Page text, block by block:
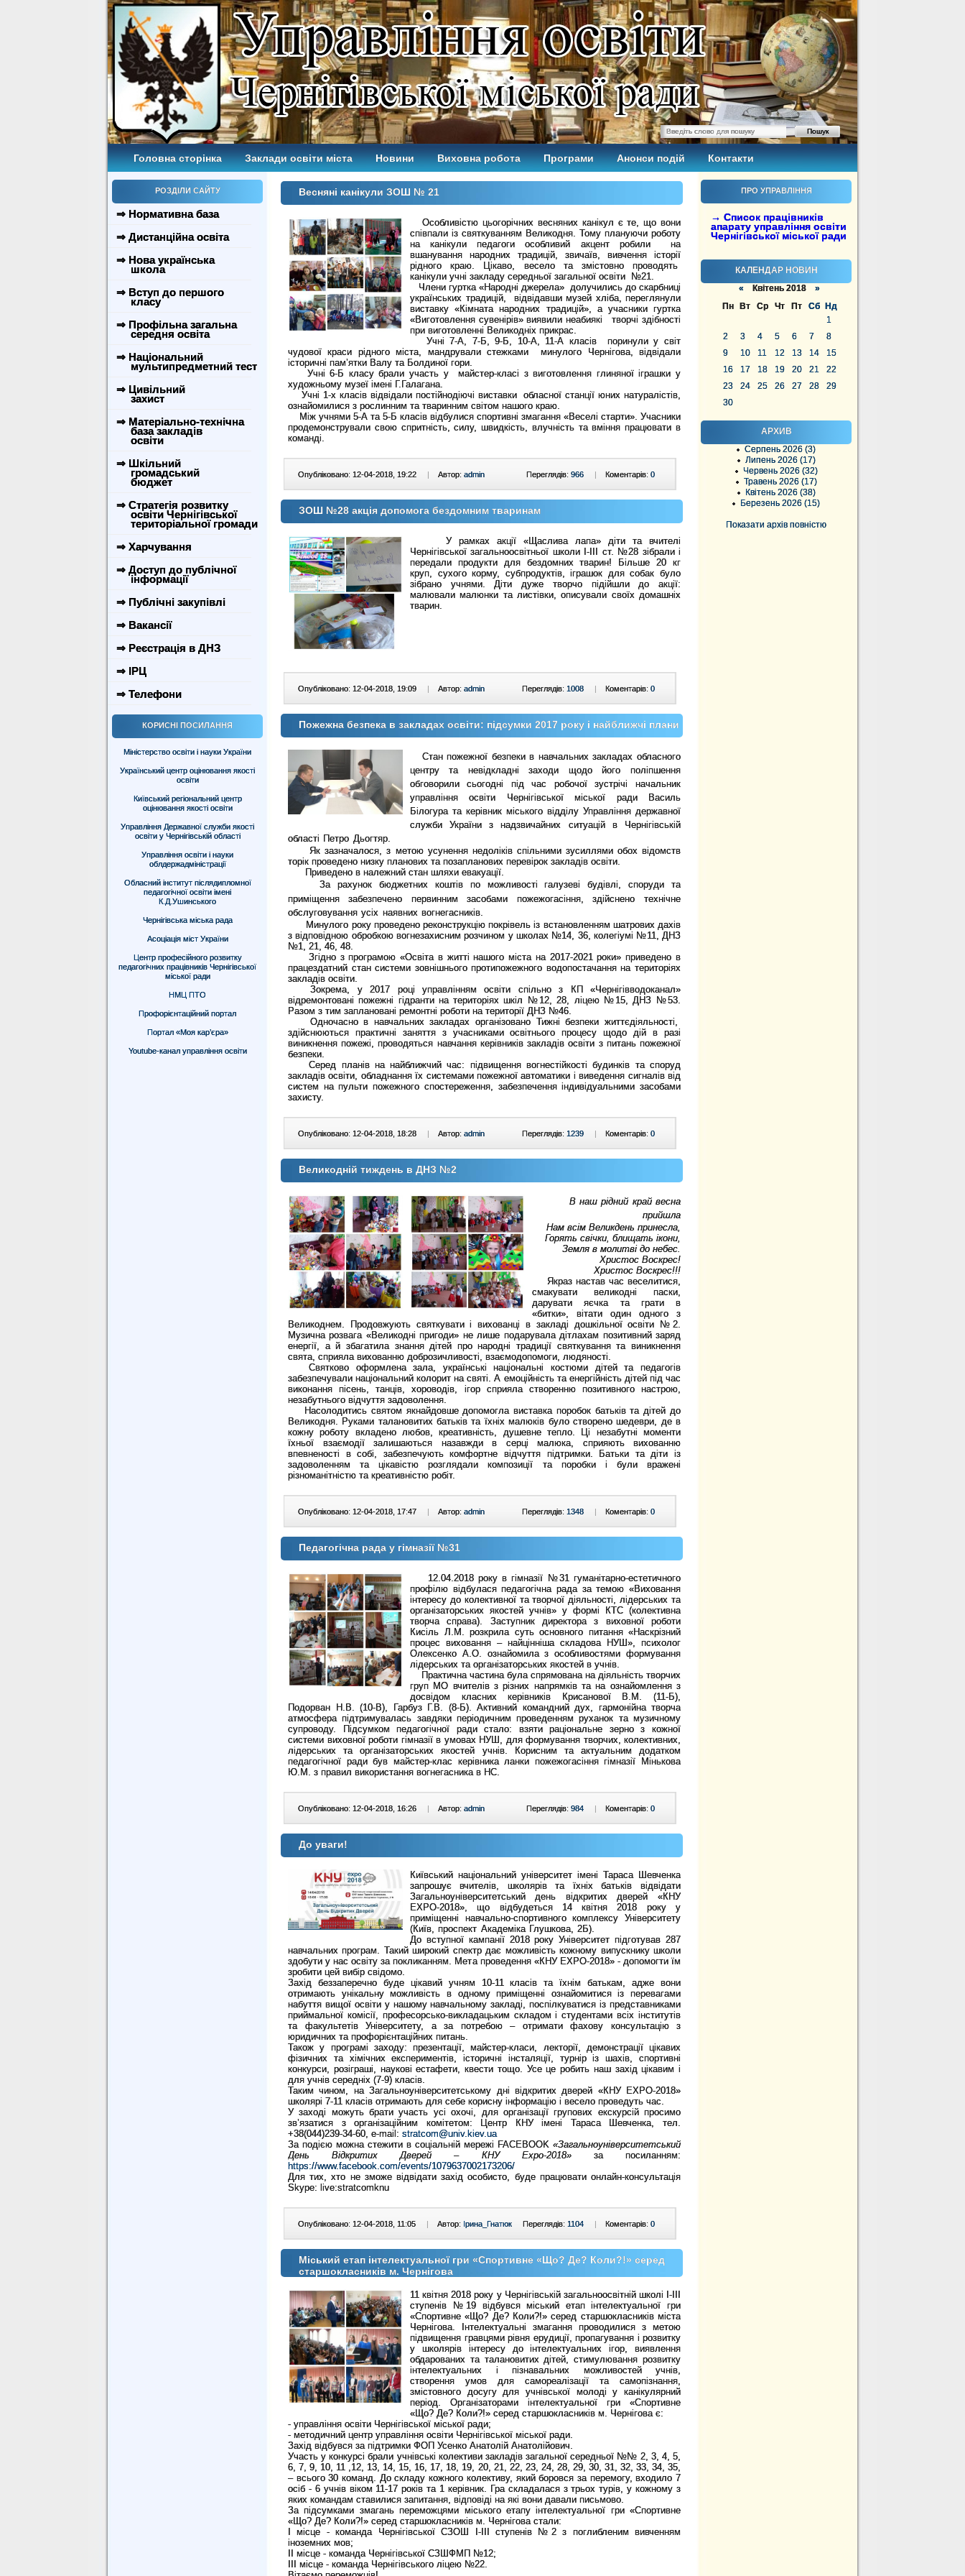
Головна сторінка Заклади освіти міста Новини Виховна робота Програми Анонси подій Контакти
РОЗДІЛИ САЙТУ
⇒ Нормативна база
⇒ Дистанційна освіта
⇒ Нова українська
школа
⇒ Вступ до першого
класу
⇒ Профільна загальна
середня освіта
⇒ Національний
мультипредметний тест
⇒ Цивільний
захист
⇒ Матеріально-технічна
база закладів
освіти
⇒ Шкільний
громадський
бюджет
⇒ Стратегія розвитку
освіти Чернігівської
територіальної громади
⇒ Харчування
⇒ Доступ до публічної
інформації
⇒ Публічні закупівлі
⇒ Вакансії
⇒ Реєстрація в ДНЗ
⇒ ІРЦ
⇒ Телефони
КОРИСНІ ПОСИЛАННЯ
Міністерство освіти і науки України
Український центр оцінювання якості
освіти
Київський регіональний центр
оцінювання якості освіти
Управління Державної служби якості
освіти у Чернігівській області
Управління освіти і науки
облдержадміністрації
Обласний інститут післядипломної
педагогічної освіти імені
К.Д.Ушинського
Чернігівська міська рада
Асоціація міст України
Центр професійного розвитку
педагогічних працівників Чернігівської
міської ради
НМЦ ПТО
Профорієнтаційний портал
Портал «Моя кар’єра»
Youtube-канал управління освіти
ПРО УПРАВЛІННЯ
→ Список працівників
апарату управління освіти
Чернігівської міської ради
КАЛЕНДАР НОВИН
« Квітень 2018 »
Пн
Вт Ср Чт Пт Сб
Нд
1
2
3 4 5 6 7
8
9
10 11 12 13 14
15
16
17 18 19 20 21
22
23
24 25 26 27 28
29
30
АРХИВ
Серпень 2026 (3)
Липень 2026 (17)
Червень 2026 (32)
Травень 2026 (17)
Квітень 2026 (38)
Березень 2026 (15)
Показати архів повністю
Весняні канікули ЗОШ № 21
Особливістю цьогорічних весняних канікул є те, що вони
співпали із святкуванням Великодня. Тому плануючи роботу
на канікули педагоги особливий акцент робили на
вшанування народних традицій, звичаїв, вивчення історії
рідного краю. Цікаво, весело та змістовно проводять
канікули учні закладу середньої загальної освіти №21.
Члени гуртка «Народні джерела» долучились до скарбниці
українських традицій, відвідавши музей хліба, переглянули
виставку «Кімната народних традицій», а учасники гуртка
«Виготовлення сувенірів» виявили неабиякі творчі здібності
при виготовленні Великодніх прикрас.
Учні 7-А, 7-Б, 9-Б, 10-А, 11-А класів поринули у світ
чудової краси рідного міста, мандрували стежками минулого Чернігова, відвідали
історичні пам’ятки Валу та Болдиної гори.
Учні 6-Б класу брали участь у майстер-класі з виготовлення глиняної іграшки у
художньому музеї імені Г.Галагана.
Учні 1-х класів відвідали постійнодіючі виставки обласної станції юних натуралістів,
ознайомилися з рослинним та тваринним світом нашого краю.
Між учнями 5-А та 5-Б класів відбулися спортивні змагання «Веселі старти». Учасники
продемонстрували свою спритність, силу, швидкість, влучність та вміння працювати в
команді.
Опубліковано: 12-04-2018, 19:22 | Автор: admin Коментарів: 0
Переглядів: 966 |
ЗОШ №28 акція допомога бездомним тваринам
У рамках акції «Щаслива лапа» діти та вчителі
Чернігівської загальноосвітньої школи І-ІІІ ст. №28 зібрали і
передали продукти для бездомних тварин! Більше 20 кг
круп, сухого корму, субпродуктів, іграшок для собак було
зібрано учнями. Діти дуже творчо підійшли до акції:
малювали малюнки та листівки, описували своїх домашніх
тварин.
Опубліковано: 12-04-2018, 19:09 | Автор: admin Коментарів: 0
Переглядів: 1008 |
Пожежна безпека в закладах освіти: підсумки 2017 року і найближчі плани
Стан пожежної безпеки в навчальних закладах обласного
центру та невідкладні заходи щодо його поліпшення
обговорили сьогодні під час робочої зустрічі начальник
управління освіти Чернігівської міської ради Василь
Білогура та керівник міського відділу Управління державної
служби України з надзвичайних ситуацій в Чернігівській
області Петро Дьогтяр.
Як зазначалося, з метою усунення недоліків спільними зусиллями обох відомств
торік проведено низку планових та позапланових перевірок закладів освіти.
Приведено в належний стан шляхи евакуації.
За рахунок бюджетних коштів по можливості галузеві будівлі, споруди та
приміщення забезпечено первинним засобами пожежогасіння, здійснено технічне
обслуговування усіх наявних вогнегасників.
Минулого року проведено реконструкцію покрівель із встановленням шатрових дахів
з відповідною обробкою вогнезахисним розчином у школах №14, 36, колегіумі №11, ДНЗ
№1, 21, 46, 48.
Згідно з програмою «Освіта в житті нашого міста на 2017-2021 роки» приведено в
працездатний стан системи зовнішнього протипожежного водопостачання на територіях
закладів освіти.
Зокрема, у 2017 році управлінням освіти спільно з КП «Чернігівводоканал»
відремонтовані пожежні гідранти на територіях шкіл №12, 28, ліцею №15, ДНЗ №53.
Разом з тим заплановані ремонтні роботи на території ДНЗ №46.
Одночасно в навчальних закладах організовано Тижні безпеки життєдіяльності,
здійснюються практичні заняття з учасниками освітнього процесу щодо дій в разі
виникнення пожежі, проводяться навчання керівників закладів освіти з питань пожежної
безпеки.
Серед планів на найближчий час: підвищення вогнестійкості будинків та споруд
закладів освіти, обладнання їх системами пожежної автоматики і виведення сигналів від
систем на пульти пожежного спостереження, забезпечення індивідуальними засобами
захисту.
Опубліковано: 12-04-2018, 18:28 | Автор: admin Коментарів: 0
Переглядів: 1239 |
Великодній тиждень в ДНЗ №2
В наш рідний край весна
прийшла
Нам всім Великдень принесла,
Горять свічки, блищать ікони,
Земля в молитві до небес.
Христос Воскрес!
Христос Воскрес!!!
Якраз настав час веселитися,
смакувати великодні паски,
дарувати яєчка та грати в
«битки», вітати один одного з
Великоднем. Продовжують святкувати і вихованці в закладі дошкільної освіти №2.
Музична розвага «Великодні пригоди» не лише подарувала дітлахам позитивний заряд
енергії, а й збагатила знання дітей про народні традиції святкування та виникнення
свята, сприяла вихованню доброзичливості, взаємодопомоги, людяності.
Святково оформлена зала, українські національні костюми дітей та педагогів
забезпечували національний колорит на святі. А емоційність та енергійність дітей під час
виконання пісень, танців, хороводів, ігор сприяла створенню позитивного настрою,
незабутнього відчуття задоволення.
Насолодитись святом якнайдовше допомогла виставка поробок батьків та дітей до
Великодня. Руками талановитих батьків та їхніх малюків було створено шедеври, де в
кожну роботу вкладено любов, креативність, душевне тепло. Ці незабутні моменти
їхньої взаємодії залишаються назавжди в серці малюка, сприяють вихованню
впевненості в собі, забезпечують комфортне відчуття підтримки. Батьки та діти із
задоволенням та цікавістю розглядали композиції та поробки і були вражені
різноманітністю та креативністю робіт.
Опубліковано: 12-04-2018, 17:47 | Автор: admin Коментарів: 0
Переглядів: 1348 |
Педагогічна рада у гімназії №31
12.04.2018 року в гімназії №31 гуманітарно-естетичного
профілю відбулася педагогічна рада за темою «Виховання
інтересу до колективної та творчої діяльності, лідерських та
організаторських якостей учнів» у формі КТС (колективна
творча справа). Заступник директора з виховної роботи
Кисіль Л.М. розкрила суть основного питання «Наскрізний
процес виховання – найцінніша складова НУШ», психолог
Олексенко А.О. ознайомила з особливостями формування
лідерських та організаторських якостей в учнів.
Практична частина була спрямована на діяльність творчих
груп МО вчителів з різних напрямків та на ознайомлення з
досвідом класних керівників Крисанової В.М. (11-Б),
Подорван Н.В. (10-В), Гарбуз Г.В. (8-Б). Активний командний дух, гармонійна творча
атмосфера підтримувалась завдяки періодичним проведенням руханок та музичному
супроводу. Підсумком педагогічної ради стало: взяти раціональне зерно з кожної
системи виховної роботи гімназії в умовах НУШ, для формування творчих, колективних,
лідерських та організаторських якостей учнів. Корисним та актуальним додатком
педагогічної ради був майстер-клас керівника ланки пожежогасіння гімназії Мінькова
Ю.М. з правил використання вогнегасника в НС.
Опубліковано: 12-04-2018, 16:26 | Автор: admin Коментарів: 0
Переглядів: 984 |
До уваги!
Київський національний університет імені Тараса Шевченка
запрошує вчителів, школярів та їхніх батьків відвідати
Загальноуніверситетський день відкритих дверей «КНУ
ЕХРО-2018», що відбудеться 14 квітня 2018 року у
приміщенні навчально-спортивного комплексу Університету
(Київ, проспект Академіка Глушкова, 2Б).
До вступної кампанії 2018 року Університет підготував 287
навчальних програм. Такий широкий спектр дає можливість кожному випускнику школи
здобути у нас освіту за покликанням. Мета проведення «КНУ ЕХРО-2018» - допомогти їм
зробити цей вибір свідомо.
Захід беззаперечно буде цікавий учням 10-11 класів та їхнім батькам, адже вони
отримають унікальну можливість в одному приміщенні ознайомитися із перевагами
набуття вищої освіти у нашому навчальному закладі, поспілкуватися із представниками
приймальної комісії, професорсько-викладацьким складом і студентами всіх інститутів
та факультетів Університету, а за потребою – отримати фахову консультацію з
юридичних та профорієнтаційних питань.
Також у програмі заходу: презентації, майстер-класи, лекторії, демонстрації цікавих
фізичних та хімічних експериментів, історичні інсталяції, турнір із шахів, спортивні
конкурси, розіграші, наукові естафети, квести тощо. Усе це робить наш захід цікавим і
для учнів середніх (7-9) класів.
Таким чином, на Загальноуніверситетському дні відкритих дверей «КНУ ЕХРО-2018»
школярі 7-11 класів отримають для себе корисну інформацію і весело проведуть час.
У заході можуть брати участь усі охочі, для організації групових екскурсій просимо
зв’язатися з організаційним комітетом: Центр КНУ імені Тараса Шевченка, тел.
+38(044)239-34-60, e-mail: stratcom@univ.kiev.ua
За подією можна стежити в соціальній мережі FACEBOOK «Загальноуніверситетський
День Відкритих Дверей – КНУ Ехро-2018» за посиланням:
https://www.facebook.com/events/1079637002173206/
Для тих, хто не зможе відвідати захід особисто, буде працювати онлайн-консультація
Skype: live:stratcomknu
Опубліковано: 12-04-2018, 11:05 | Автор: Ірина_Гнатюк Коментарів: 0
Переглядів: 1104 |
Міський етап інтелектуальної гри «Спортивне «Що? Де? Коли?!» серед
старшокласників м. Чернігова
11 квітня 2018 року у Чернігівській загальноосвітній школі І-ІІІ
ступенів №19 відбувся міський етап інтелектуальної гри
«Спортивне «Що? Де? Коли?!» серед старшокласників міста
Чернігова. Інтелектуальні змагання проводилися з метою
підвищення гравцями рівня ерудиції, пропагування і розвитку
у школярів інтересу до інтелектуальних ігор, виявлення
обдарованих та талановитих дітей, стимулювання розвитку
інтелектуальних і пізнавальних можливостей учнів,
створення умов для самореалізації та самопізнання,
змістовного досугу для учнівської молоді у канікулярний
період. Організаторами інтелектуальної гри «Спортивне
«Що? Де? Коли?!» серед старшокласників м. Чернігова є:
- управління освіти Чернігівської міської ради;
- методичний центр управління освіти Чернігівської міської ради.
Захід відбувся за підтримки ФОП Усенко Анатолій Анатолійович.
Участь у конкурсі брали учнівські колективи закладів загальної середньої №№ 2, 3, 4, 5,
6, 7, 9, 10, 11 ,12, 13, 14, 15, 16, 17, 18, 19, 20, 21, 22, 23, 24, 28, 29, 30, 31, 32, 33, 34, 35,
– всього 30 команд. До складу кожного колективу, який боровся за перемогу, входило 7
осіб - 6 учнів віком 11-17 років та 1 керівник. Гра складалася з трьох турів, у кожному з
яких командам ставилися запитання, відповіді на які вони давали письмово.
За підсумками змагань переможцями міського етапу інтелектуальної гри «Спортивне
«Що? Де? Коли?!» серед старшокласників м. Чернігова стали:
І місце - команда Чернігівської СЗОШ І-ІІІ ступенів №2 з поглибленим вивченням
іноземних мов;
ІІ місце - команда Чернігівської СЗШФМП №12;
ІІІ місце - команда Чернігівського ліцею №22.